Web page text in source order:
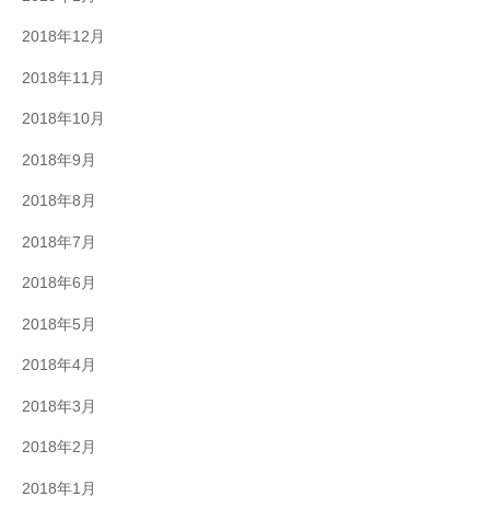
2018年12月
2018年11月
2018年10月
2018年9月
2018年8月
2018年7月
2018年6月
2018年5月
2018年4月
2018年3月
2018年2月
2018年1月